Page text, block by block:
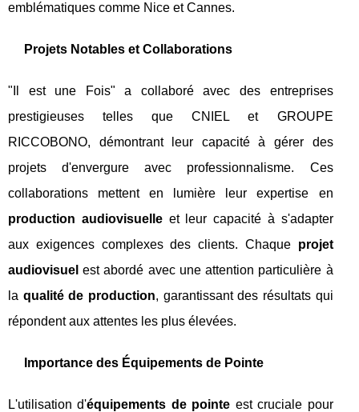
emblématiques comme Nice et Cannes.
Projets Notables et Collaborations
"Il est une Fois" a collaboré avec des entreprises
prestigieuses telles que CNIEL et GROUPE
RICCOBONO, démontrant leur capacité à gérer des
projets d'envergure avec professionnalisme. Ces
collaborations mettent en lumière leur expertise en
production audiovisuelleet leur capacité à s'adapter
aux exigences complexes des clients. Chaque projet
audiovisuel est abordé avec une attention particulière à
la qualité de production, garantissant des résultats qui
répondent aux attentes les plus élevées.
Importance des Équipements de Pointe
L'utilisation d'équipements de pointe est cruciale pour